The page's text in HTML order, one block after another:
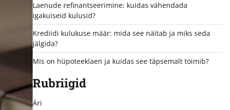
Laenude refinantseerimine: kuidas vähendada
igakuiseid kulusid?
Krediidi kulukuse määr: mida see näitab ja miks seda
jälgida?
Mis on hüpoteeklaen ja kuidas see täpsemalt toimib?
Rubriigid
Äri